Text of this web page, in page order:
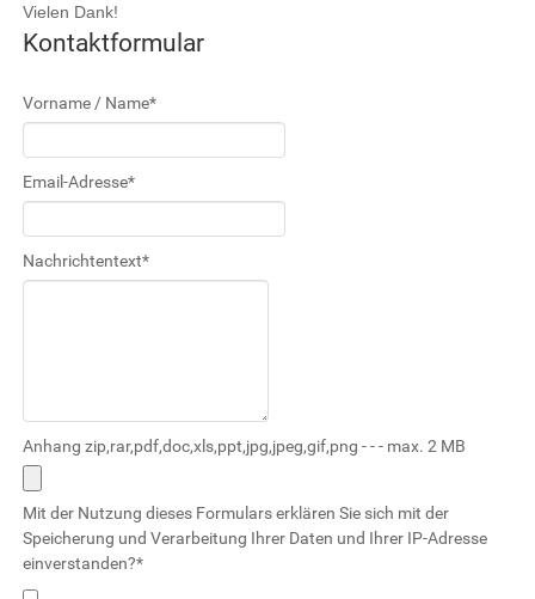
Vielen Dank!
Kontaktformular
Vorname / Name*
Email-Adresse*
Nachrichtentext*
Anhang zip,rar,pdf,doc,xls,ppt,jpg,jpeg,gif,png - - - max. 2 MB
Mit der Nutzung dieses Formulars erklären Sie sich mit der
Speicherung und Verarbeitung Ihrer Daten und Ihrer IP-Adresse
einverstanden?*